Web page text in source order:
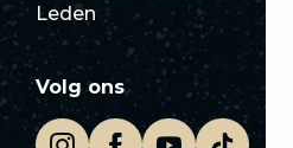
Leden
Volg ons